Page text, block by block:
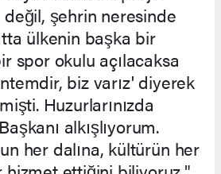
şehrin neresinde
ülkenin başka bir
spor okulu açılacaksa
biz varız' diyerek
Huzurlarınızda
alkışlıyorum.
her dalına, kültürün her